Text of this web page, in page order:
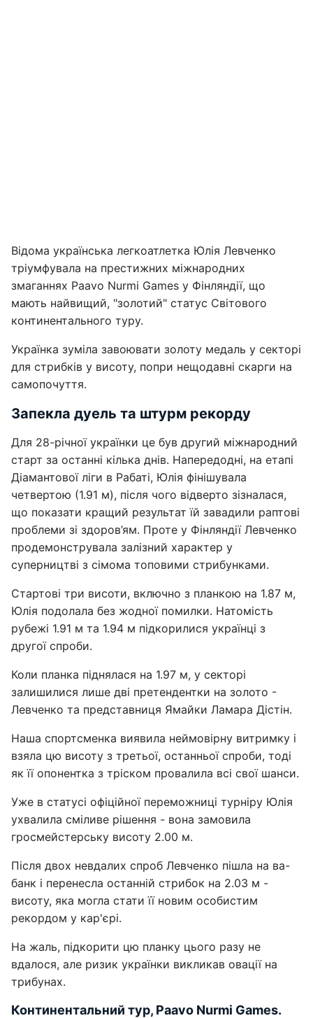
Відома українська легкоатлетка Юлія Левченко
тріумфувала на престижних міжнародних
змаганнях Paavo Nurmi Games у Фінляндії, що
мають найвищий, "золотий" статус Світового
континентального туру.
Українка зуміла завоювати золоту медаль у секторі
для стрибків у висоту, попри нещодавні скарги на
самопочуття.
Запекла дуель та штурм рекорду
Для 28-річної українки це був другий міжнародний
старт за останні кілька днів. Напередодні, на етапі
Діамантової ліги в Рабаті, Юлія фінішувала
четвертою (1.91 м), після чого відверто зізналася,
що показати кращий результат їй завадили раптові
проблеми зі здоров’ям. Проте у Фінляндії Левченко
продемонструвала залізний характер у
суперництві з сімома топовими стрибунками.
Стартові три висоти, включно з планкою на 1.87 м,
Юлія подолала без жодної помилки. Натомість
рубежі 1.91 м та 1.94 м підкорилися українці з
другої спроби.
Коли планка піднялася на 1.97 м, у секторі
залишилися лише дві претендентки на золото -
Левченко та представниця Ямайки Ламара Дістін.
Наша спортсменка виявила неймовірну витримку і
взяла цю висоту з третьої, останньої спроби, тоді
як її опонентка з тріском провалила всі свої шанси.
Уже в статусі офіційної переможниці турніру Юлія
ухвалила сміливе рішення - вона замовила
гросмейстерську висоту 2.00 м.
Після двох невдалих спроб Левченко пішла на ва-
банк і перенесла останній стрибок на 2.03 м -
висоту, яка могла стати її новим особистим
рекордом у кар'єрі.
На жаль, підкорити цю планку цього разу не
вдалося, але ризик українки викликав овації на
трибунах.
Континентальний тур, Paavo Nurmi Games.